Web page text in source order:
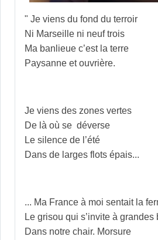
" Je viens du fond du terroir
Ni Marseille ni neuf trois
Ma banlieue c’est la terre
Paysanne et ouvrière.
Je viens des zones vertes
De là où se déverse
Le silence de l’été
Dans de larges flots épais...
... Ma France à moi sentait la
Le grisou qui s’invite à grandes
Dans notre chair. Morsure